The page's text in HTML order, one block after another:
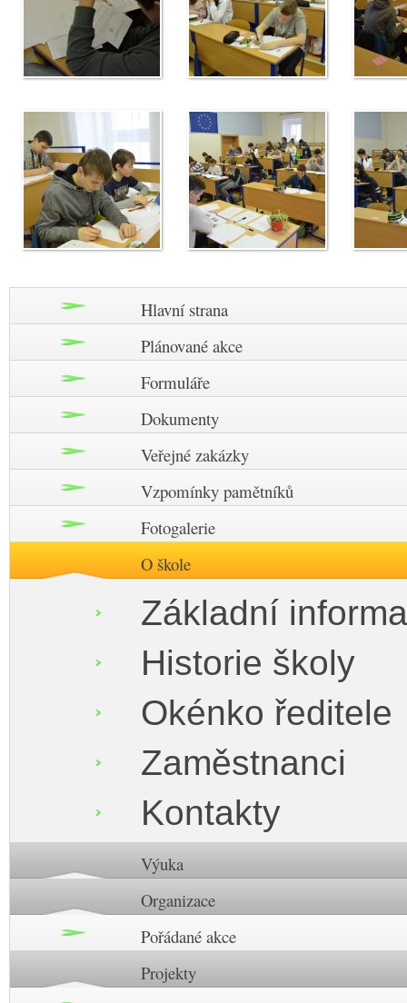
Hlavní strana
Plánované akce
Formuláře
Dokumenty
Veřejné zakázky
Vzpomínky pamětníků
Fotogalerie
O škole
Základní
Historie školy
Okénko ředitele
Zaměstnanci
Kontakty
Výuka
Organizace
Pořádané akce
Projekty